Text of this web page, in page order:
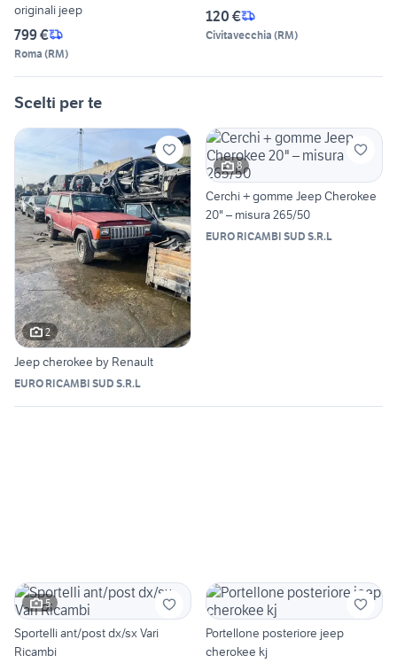
originali jeep
799 €
Roma (RM)
120 €
Civitavecchia (RM)
Scelti per te
2
Jeep cherokee by Renault
EURO RICAMBI SUD S.R.L
8
Cerchi + gomme Jeep Cherokee
20" – misura 265/50
EURO RICAMBI SUD S.R.L
5
Sportelli ant/post dx/sx Vari
Ricambi
Portellone posteriore jeep
cherokee kj